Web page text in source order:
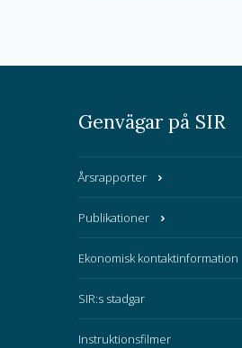
Genvägar på SIR
Årsrapporter
Publikationer
Ekonomisk kontaktinformation
SIR:s stadgar
Instruktionsfilmer